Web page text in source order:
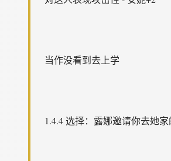
当作没看到去上学
1.4.4 选择：露娜邀请你去她